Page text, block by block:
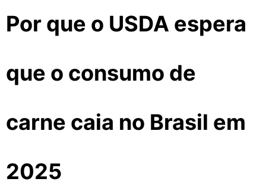
Por que o USDA espera
que o consumo de
carne caia no Brasil em
2025